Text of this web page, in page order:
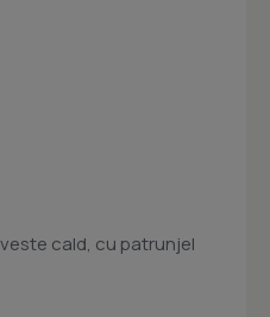
cald, cu patrunjel